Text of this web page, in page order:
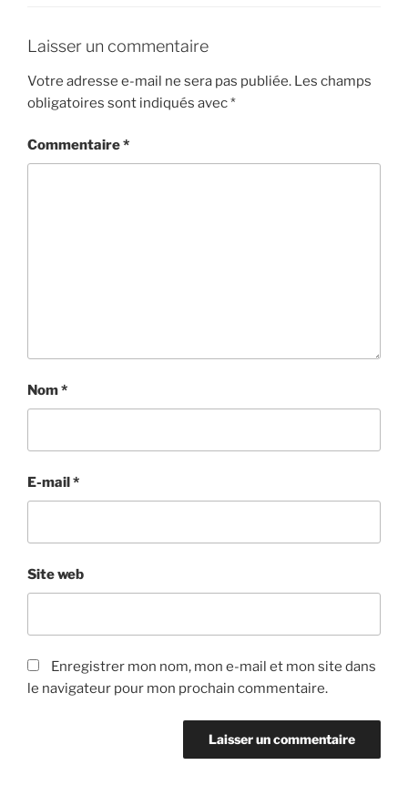
Laisser un commentaire
Votre adresse e-mail ne sera pas publiée. Les champs
obligatoires sont indiqués avec*
Commentaire*
Nom*
E-mail*
Site web
Enregistrer mon nom, mon e-mail et mon site dans
le navigateur pour mon prochain commentaire.